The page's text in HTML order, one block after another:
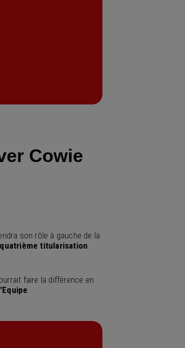
Cowie
son rôle à gauche de la
quatrième titularisation
faire la différence en
.